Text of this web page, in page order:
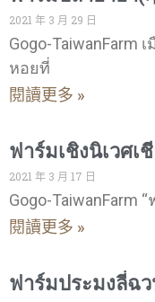
2021 年 3 月 29 日
Gogo-TaiwanFarm
หอยที่
閱讀更多 »
ฟาร์มเชิงนิเวศเ
2021 年 3 月 17 日
Gogo-TaiwanFarm
閱讀更多 »
ฟาร์มประมงลี่ฉว